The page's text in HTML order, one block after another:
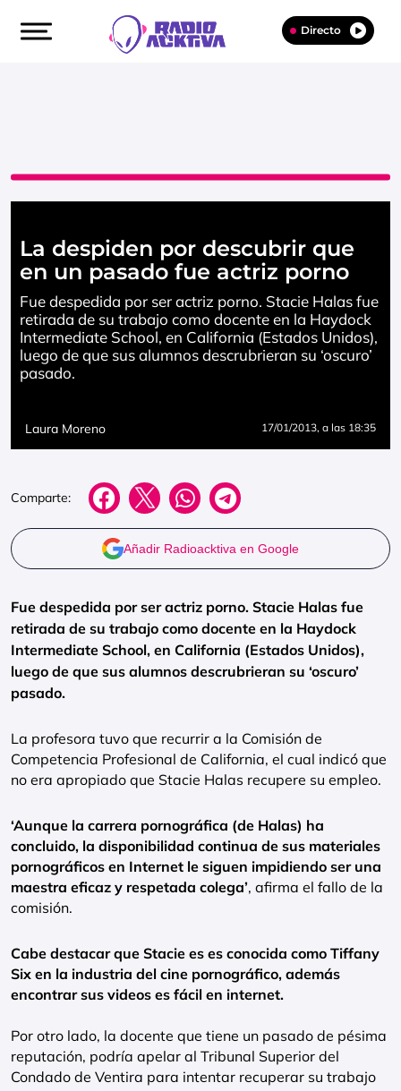
Directo
La despiden por descubrir que
en un pasado fue actriz porno
Fue despedida por ser actriz porno. Stacie Halas fue
retirada de su trabajo como docente en la Haydock
Intermediate School, en California (Estados Unidos),
luego de que sus alumnos descrubrieran su ‘oscuro’
pasado.
Laura Moreno 17/01/2013, a las 18:35
Comparte:
Añadir Radioacktiva en Google
Fue despedida por ser actriz porno. Stacie Halas fue
retirada de su trabajo como docente en la Haydock
Intermediate School, en California (Estados Unidos),
luego de que sus alumnos descrubrieran su ‘oscuro’
pasado.
La profesora tuvo que recurrir a la Comisión de
Competencia Profesional de California, el cual indicó que
no era apropiado que Stacie Halas recupere su empleo.
‘Aunque la carrera pornográfica (de Halas) ha
concluido, la disponibilidad continua de sus materiales
pornográficos en Internet le siguen impidiendo ser una
maestra eficaz y respetada colega’, afirma el fallo de la
comisión.
Cabe destacar que Stacie es es conocida como Tiffany
Six en la industria del cine pornográfico, además
encontrar sus videos es fácil en internet.
Por otro lado, la docente que tiene un pasado de pésima
reputación, podría apelar al Tribunal Superior del
Condado de Ventira para intentar recuperar su trabajo